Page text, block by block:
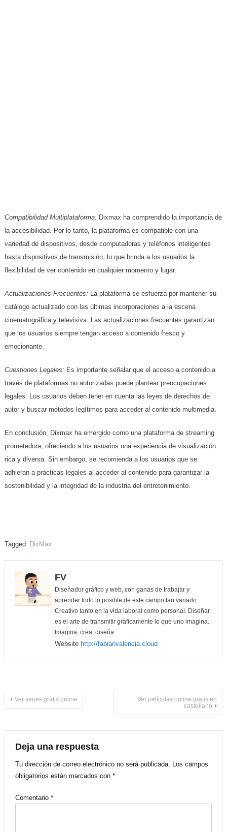
Compatibilidad Multiplataforma: Dixmax ha comprendido la importancia de
la accesibilidad. Por lo tanto, la plataforma es compatible con una
variedad de dispositivos, desde computadoras y teléfonos inteligentes
hasta dispositivos de transmisión, lo que brinda a los usuarios la
flexibilidad de ver contenido en cualquier momento y lugar.
Actualizaciones Frecuentes: La plataforma se esfuerza por mantener su
catálogo actualizado con las últimas incorporaciones a la escena
cinematográfica y televisiva. Las actualizaciones frecuentes garantizan
que los usuarios siempre tengan acceso a contenido fresco y
emocionante.
Cuestiones Legales: Es importante señalar que el acceso a contenido a
través de plataformas no autorizadas puede plantear preocupaciones
legales. Los usuarios deben tener en cuenta las leyes de derechos de
autor y buscar métodos legítimos para acceder al contenido multimedia.
En conclusión, Dixmax ha emergido como una plataforma de streaming
prometedora, ofreciendo a los usuarios una experiencia de visualización
rica y diversa. Sin embargo, se recomienda a los usuarios que se
adhieran a prácticas legales al acceder al contenido para garantizar la
sostenibilidad y la integridad de la industria del entretenimiento.
Tagged DixMax
FV
Diseñador gráfico y web, con ganas de trabajar y
aprender todo lo posible de este campo tan variado.
Creativo tanto en la vida laboral como personal. Diseñar
es el arte de transmitir gráficamente lo que uno imagina.
Imagina, crea, diseña.
Website http://fabianvalencia.cloud
Navegación
entradas
Ver series gratis online
Ver películas online gratis en
castellano
Deja una respuesta
Tu dirección de correo electrónico no será publicada. Los campos
obligatorios están marcados con *
Comentario *